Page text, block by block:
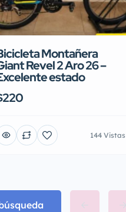
Montañera
Revel 2 Aro 26 –
estado
144 Vistas